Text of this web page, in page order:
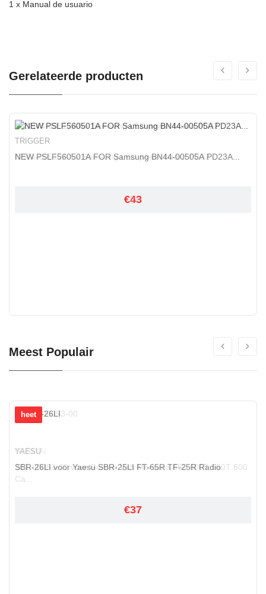
1 x Manual de usuario
Gerelateerde producten
TRIGGER
NEW PSLF560501A FOR Samsung BN44-00505A PD23A...
€43
Meest Populair
heet
YAESU
SBR-26LI voor Yaesu SBR-25LI FT-65R TF-25R Radio
€37